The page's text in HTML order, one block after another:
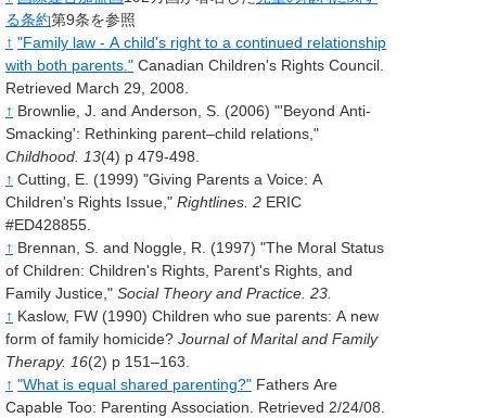
る条約第9条を参照
↑ "Family law - A child's right to a continued relationship
with both parents." Canadian Children's Rights Council.
Retrieved March 29, 2008.
↑ Brownlie, J. and Anderson, S. (2006) "'Beyond Anti-
Smacking': Rethinking parent–child relations,"
Childhood. 13(4) p 479-498.
↑ Cutting, E. (1999) "Giving Parents a Voice: A
Children's Rights Issue," Rightlines. 2 ERIC
#ED428855.
↑ Brennan, S. and Noggle, R. (1997) "The Moral Status
of Children: Children's Rights, Parent's Rights, and
Family Justice," Social Theory and Practice. 23.
↑ Kaslow, FW (1990) Children who sue parents: A new
form of family homicide? Journal of Marital and Family
Therapy. 16(2) p 151–163.
↑ "What is equal shared parenting?" Fathers Are
Capable Too: Parenting Association. Retrieved 2/24/08.